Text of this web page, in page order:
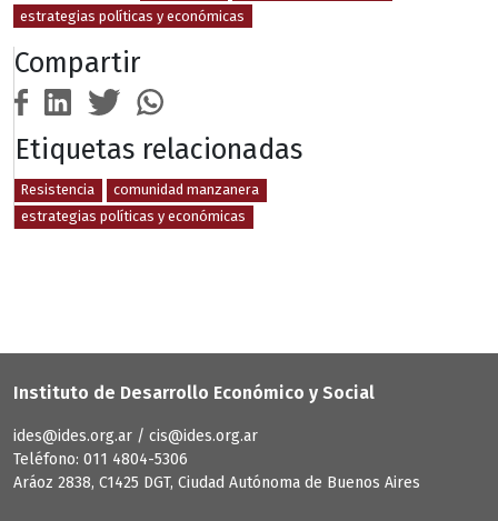
estrategias políticas y económicas
Compartir
Etiquetas relacionadas
Resistencia
comunidad manzanera
estrategias políticas y económicas
Instituto de Desarrollo Económico y Social
ides@ides.org.ar / cis@ides.org.ar
Teléfono: 011 4804-5306
Aráoz 2838, C1425 DGT, Ciudad Autónoma de Buenos Aires